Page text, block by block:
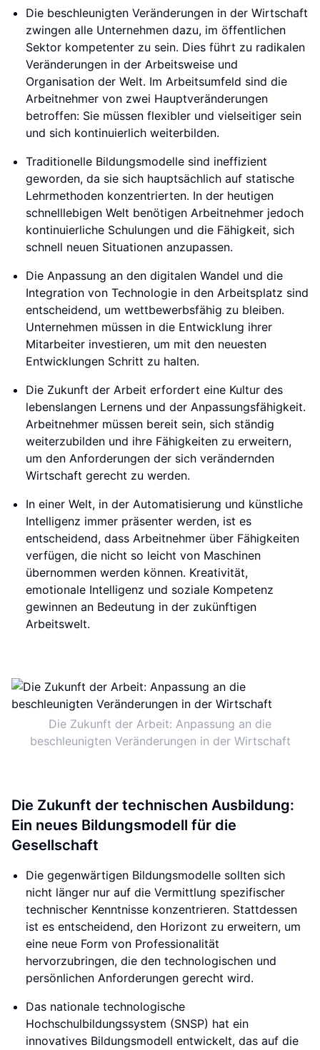
Die beschleunigten Veränderungen in der Wirtschaft
zwingen alle Unternehmen dazu, im öffentlichen
Sektor kompetenter zu sein. Dies führt zu radikalen
Veränderungen in der Arbeitsweise und
Organisation der Welt. Im Arbeitsumfeld sind die
Arbeitnehmer von zwei Hauptveränderungen
betroffen: Sie müssen flexibler und vielseitiger sein
und sich kontinuierlich weiterbilden.
Traditionelle Bildungsmodelle sind ineffizient
geworden, da sie sich hauptsächlich auf statische
Lehrmethoden konzentrierten. In der heutigen
schnelllebigen Welt benötigen Arbeitnehmer jedoch
kontinuierliche Schulungen und die Fähigkeit, sich
schnell neuen Situationen anzupassen.
Die Anpassung an den digitalen Wandel und die
Integration von Technologie in den Arbeitsplatz sind
entscheidend, um wettbewerbsfähig zu bleiben.
Unternehmen müssen in die Entwicklung ihrer
Mitarbeiter investieren, um mit den neuesten
Entwicklungen Schritt zu halten.
Die Zukunft der Arbeit erfordert eine Kultur des
lebenslangen Lernens und der Anpassungsfähigkeit.
Arbeitnehmer müssen bereit sein, sich ständig
weiterzubilden und ihre Fähigkeiten zu erweitern,
um den Anforderungen der sich verändernden
Wirtschaft gerecht zu werden.
In einer Welt, in der Automatisierung und künstliche
Intelligenz immer präsenter werden, ist es
entscheidend, dass Arbeitnehmer über Fähigkeiten
verfügen, die nicht so leicht von Maschinen
übernommen werden können. Kreativität,
emotionale Intelligenz und soziale Kompetenz
gewinnen an Bedeutung in der zukünftigen
Arbeitswelt.
Die Zukunft der Arbeit: Anpassung an die
beschleunigten Veränderungen in der Wirtschaft
Die Zukunft der technischen Ausbildung:
Ein neues Bildungsmodell für die
Gesellschaft
Die gegenwärtigen Bildungsmodelle sollten sich
nicht länger nur auf die Vermittlung spezifischer
technischer Kenntnisse konzentrieren. Stattdessen
ist es entscheidend, den Horizont zu erweitern, um
eine neue Form von Professionalität
hervorzubringen, die den technologischen und
persönlichen Anforderungen gerecht wird.
Das nationale technologische
Hochschulbildungssystem (SNSP) hat ein
innovatives Bildungsmodell entwickelt, das auf die